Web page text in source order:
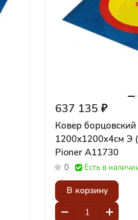
637 135 ₽
Ковер
1200х1200x4см Э
Pioner A11730
0 Есть в
В корзину